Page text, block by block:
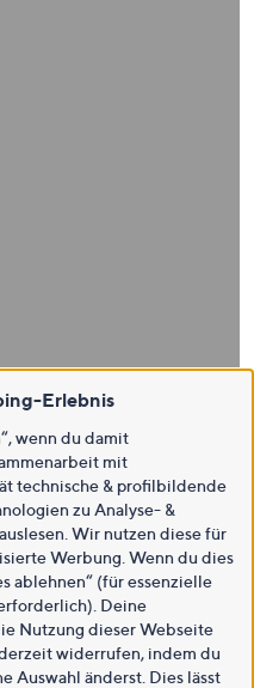
Erlebnis
wenn du damit
mit
technische & profilbildende
zu Analyse- &
Wir nutzen diese für
Werbung. Wenn du dies
ablehnen“ (für essenzielle
Deine
Nutzung dieser Webseite
widerrufen, indem du
Auswahl änderst. Dies lässt